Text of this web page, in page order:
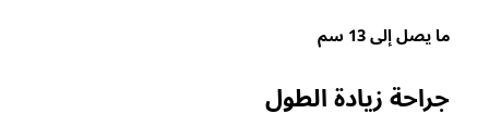
ما يصل إلى 13 سم
جراحة زيادة الطول